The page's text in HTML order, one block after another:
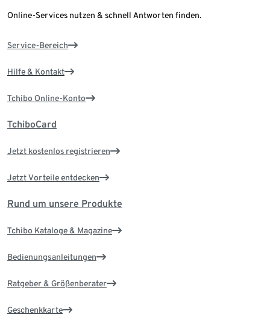
Online-Services nutzen & schnell Antworten finden.
Service-Bereich
Hilfe & Kontakt
Tchibo Online-Konto
TchiboCard
Jetzt kostenlos registrieren
Jetzt Vorteile entdecken
Rund um unsere Produkte
Tchibo Kataloge & Magazine
Bedienungsanleitungen
Ratgeber & Größenberater
Geschenkkarte